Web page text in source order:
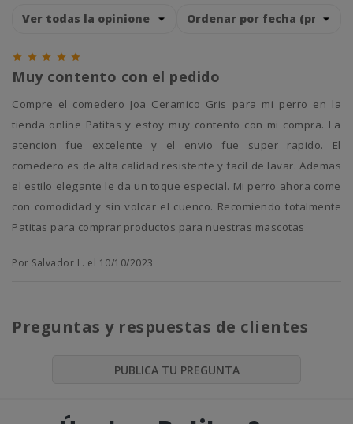
    
Muy contento con el pedido
Compre el comedero Joa Ceramico Gris para mi perro en la
tienda online Patitas y estoy muy contento con mi compra. La
atencion fue excelente y el envio fue super rapido. El
comedero es de alta calidad resistente y facil de lavar. Ademas
el estilo elegante le da un toque especial. Mi perro ahora come
con comodidad y sin volcar el cuenco. Recomiendo totalmente
Patitas para comprar productos para nuestras mascotas
Por Salvador L. el 10/10/2023
Preguntas y respuestas de clientes
PUBLICA TU PREGUNTA